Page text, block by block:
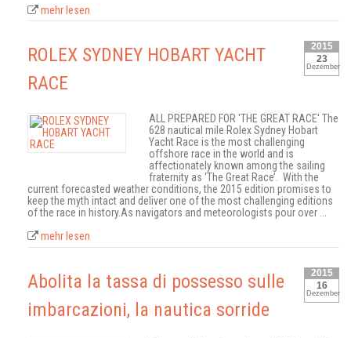
mehr lesen
2015
23
Dezember
ROLEX SYDNEY HOBART YACHT
RACE
ALL PREPARED FOR 'THE GREAT RACE' The
628 nautical mile Rolex Sydney Hobart
Yacht Race is the most challenging
offshore race in the world and is
affectionately known among the sailing
fraternity as ‘The Great Race’. With the
current forecasted weather conditions, the 2015 edition promises to
keep the myth intact and deliver one of the most challenging editions
of the race in history.As navigators and meteorologists pour over ...
mehr lesen
2015
16
Dezember
Abolita la tassa di possesso sulle
imbarcazioni, la nautica sorride